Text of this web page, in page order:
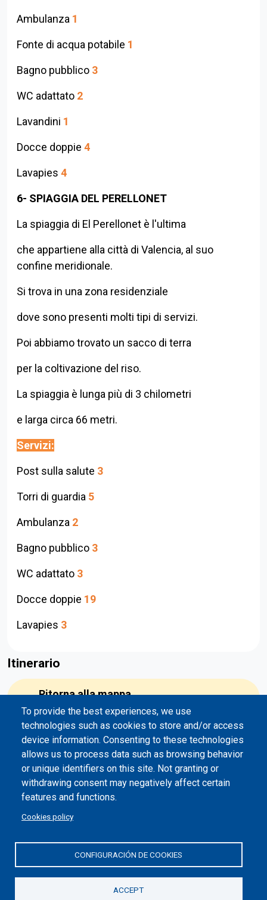
Ambulanza 1
Fonte di acqua potabile 1
Bagno pubblico 3
WC adattato 2
Lavandini 1
Docce doppie 4
Lavapies 4
6- SPIAGGIA DEL PERELLONET
La spiaggia di El Perellonet è l'ultima
che appartiene alla città di Valencia, al suo
confine meridionale.
Si trova in una zona residenziale
dove sono presenti molti tipi di servizi.
Poi abbiamo trovato un sacco di terra
per la coltivazione del riso.
La spiaggia è lunga più di 3 chilometri
e larga circa 66 metri.
Servizi:
Post sulla salute 3
Torri di guardia 5
Ambulanza 2
Bagno pubblico 3
WC adattato 3
Docce doppie 19
Lavapies 3
Itinerario
Ritorna alla mappa
Valencia
2
Come arrivarci
Spiagge intorno a Valencia
Punto precedente
politica sulla riservatezza | Politica sui cookie
To provide the best experiences, we use
technologies such as cookies to store and/or access
device information. Consenting to these technologies
allows us to process data such as browsing behavior
or unique identifiers on this site. Not granting or
withdrawing consent may negatively affect certain
features and functions.
Cookies policy
CONFIGURACIÓN DE COOKIES
ACCEPT